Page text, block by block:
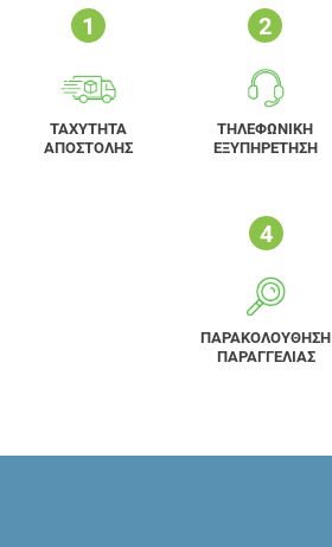
ΤΑΧΥΤΗΤΑ
ΑΠΟΣΤΟΛΗΣ
ΤΗΛΕΦΩΝΙΚΗ
ΕΞΥΠΗΡΕΤΗΣΗ
ΠΑΡΑΚΟΛΟΥΘΗΣΗ
ΠΑΡΑΓΓΕΛΙΑΣ